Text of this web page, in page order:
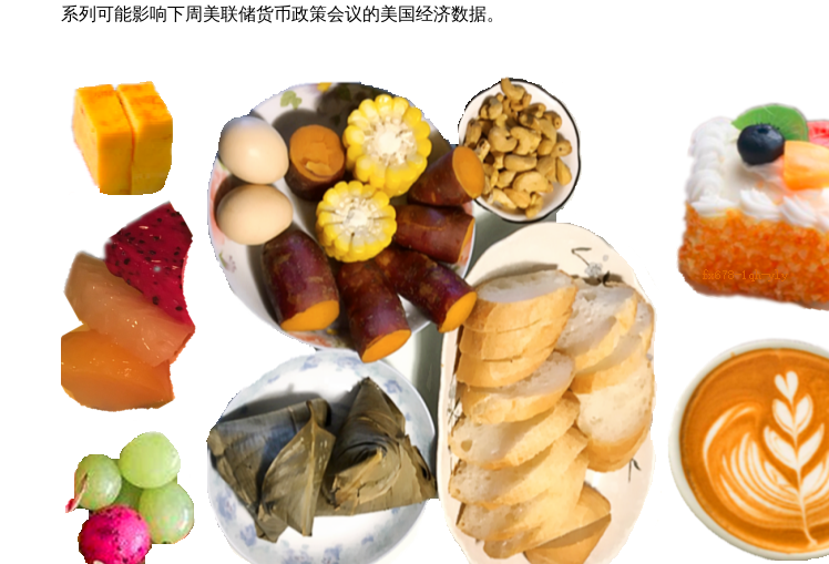
系列可能影响下周美联储货币政策会议的美国经济数据。